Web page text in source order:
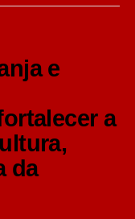
e
a
da